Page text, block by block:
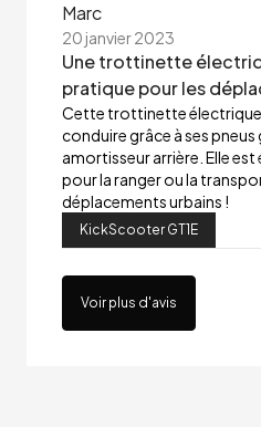
Marc
20 janvier 2023
Une trottinette
pratique pour les
Cette trottinette
conduire grâce à ses
amortisseur arrière. Elle
pour la ranger ou la
déplacements urbains !
KickScooter GT1E
Voir plus d'avis